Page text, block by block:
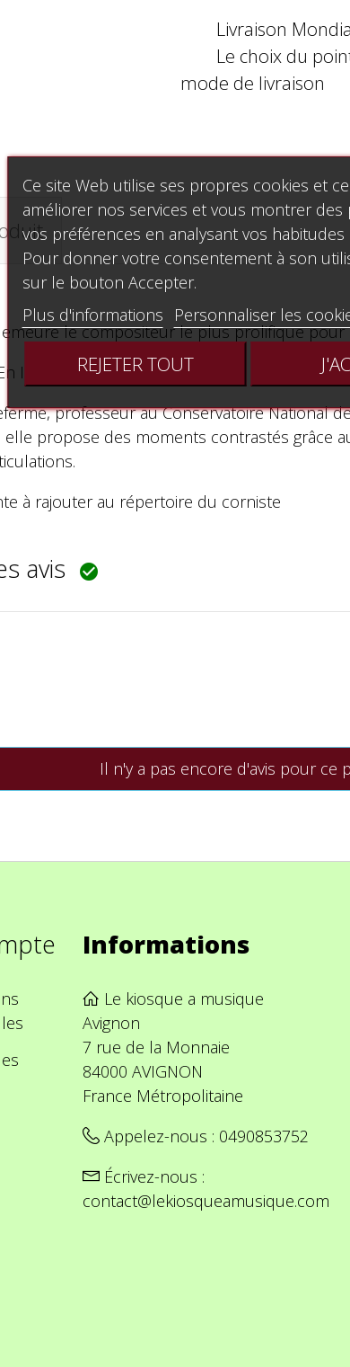
Livraison
Le choix du
mode de livraison
le compositeur le plus prolifique
Irlande en 1951
professeur au Conservatoire National
elle propose des moments contrastés grâce
à rajouter au répertoire du corniste
avis 
Il n'y a pas encore d'avis pour ce
Informations
Le kiosque a musique
Avignon
7 rue de la Monnaie
84000 AVIGNON
France Métropolitaine
Appelez-nous : 0490853752
Écrivez-nous :
contact@lekiosqueamusique.com
Ce site Web utilise ses propres cookies et
améliorer nos services et vous montrer des
vos préférences en analysant vos habitudes
Pour donner votre consentement à son
sur le bouton Accepter.
Plus d'informations
Personnaliser les
REJETER TOUT